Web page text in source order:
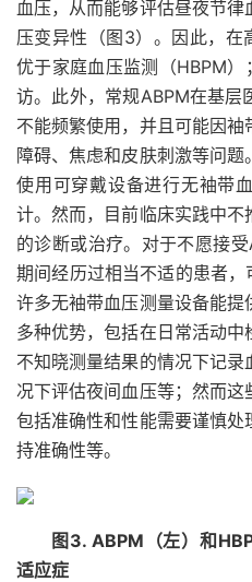
血压，从而能够评估昼夜节
压变异性（图3）。因此，在
优于家庭血压监测（HBPM
访。此外，常规ABPM在基层
不能频繁使用，并且可能因
障碍、焦虑和皮肤刺激等问
使用可穿戴设备进行无袖带
计。然而，目前临床实践中
的诊断或治疗。对于不愿接
期间经历过相当不适的患者
许多无袖带血压测量设备能
多种优势，包括在日常活动
不知晓测量结果的情况下记
况下评估夜间血压等；然而这
包括准确性和性能需要谨慎
持准确性等。
图3. ABPM（左）和
适应症